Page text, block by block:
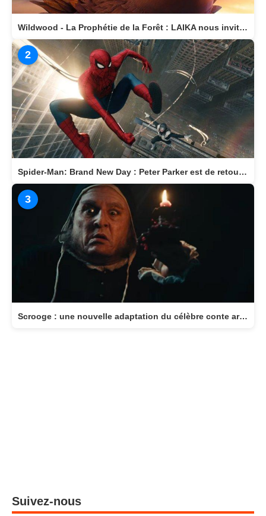
Wildwood - La Prophétie de la Forêt : LAIKA nous invite dans un monde magique
2
Spider-Man: Brand New Day : Peter Parker est de retour au cinéma le 29 juillet
3
Scrooge : une nouvelle adaptation du célèbre conte arrive au cinéma le 11 novembre
Suivez-nous